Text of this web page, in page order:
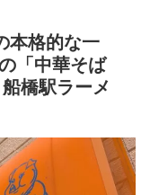
本格的な一
「中華そば
橋駅ラーメ